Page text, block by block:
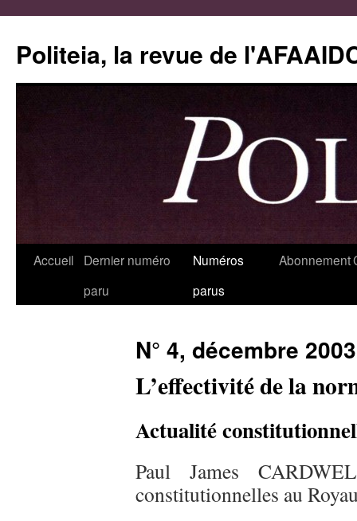
contenu
Politeia, la revue de
Accueil
Dernier numéro
paru
Numéros
parus
Abonnement
N° 4, décembre 2003
L’effectivité de la
Actualité
Paul James
constitutionnelles au